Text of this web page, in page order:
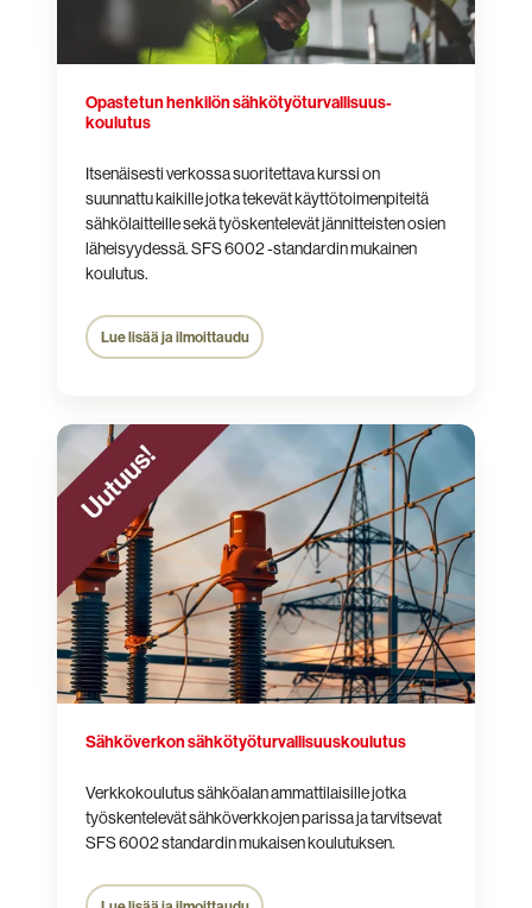
Opastetun henkilön sähkötyöturvallisuus­
koulutus
Itsenäisesti verkossa suoritettava kurssi on
suunnattu kaikillejotka tekevät käyttötoimenpiteitä
sähkölaitteille sekä työskentelevät jännitteisten osien
läheisyydessä. SFS 6002 -standardin mukainen
koulutus.
Lue lisää ja ilmoittaudu
Sähköverkon
sähkötyöturvallisuus­
koulutus
Sähköverkon sähkötyöturvallisuus­koulutus
Verkkokoulutus sähköalan ammattilaisille jotka
työskentelevät sähköverkkojen parissa ja tarvitsevat
SFS 6002 standardin mukaisen koulutuksen.